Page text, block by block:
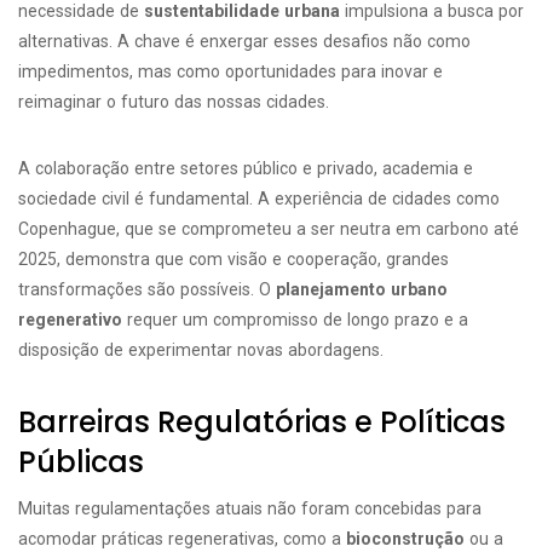
necessidade de sustentabilidade urbana impulsiona a busca por
alternativas. A chave é enxergar esses desafios não como
impedimentos, mas como oportunidades para inovar e
reimaginar o futuro das nossas cidades.
A colaboração entre setores público e privado, academia e
sociedade civil é fundamental. A experiência de cidades como
Copenhague, que se comprometeu a ser neutra em carbono até
2025, demonstra que com visão e cooperação, grandes
transformações são possíveis. O planejamento urbano
regenerativo requer um compromisso de longo prazo e a
disposição de experimentar novas abordagens.
Barreiras Regulatórias e Políticas
Públicas
Muitas regulamentações atuais não foram concebidas para
acomodar práticas regenerativas, como a bioconstrução ou a